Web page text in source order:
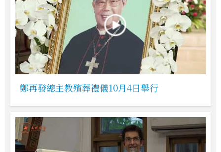
鄭再發總主教殯葬禮儀10月4日舉行